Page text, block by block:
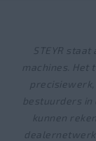
STEYR
machines. Het
bestuurders in
kunnen